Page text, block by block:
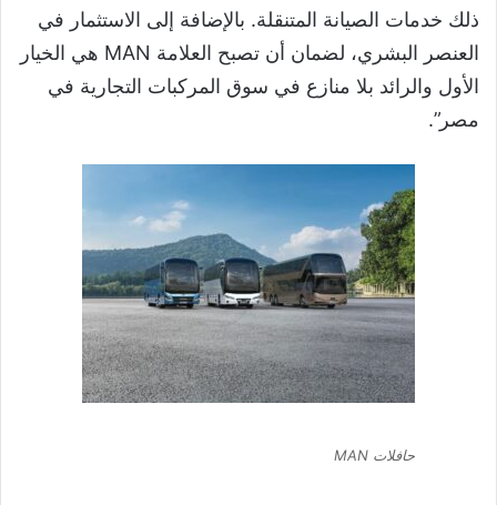
ذلك خدمات الصيانة المتنقلة. بالإضافة إلى الاستثمار في
العنصر البشري، لضمان أن تصبح العلامة MAN هي الخيار
الأول والرائد بلا منازع في سوق المركبات التجارية في
مصر”.
حافلات MAN